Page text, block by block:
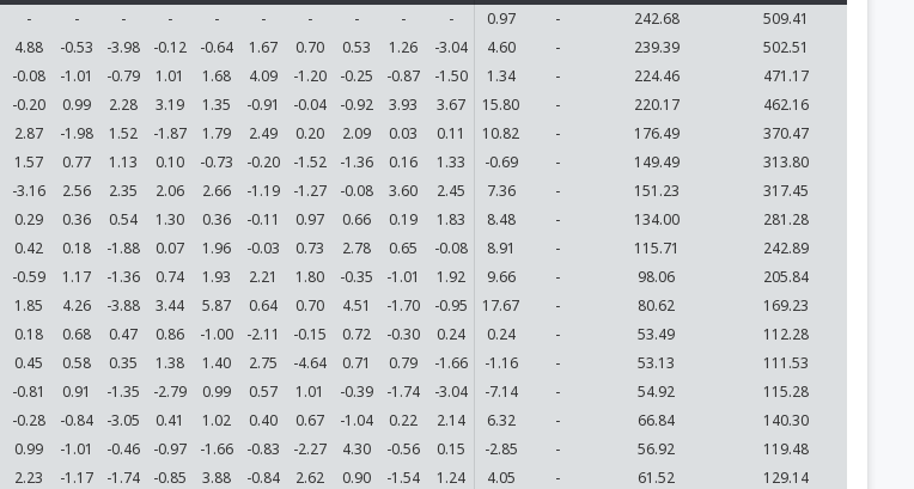
- - - - - - - - - - 0.97 - 242.68 509.41
4.88 -0.53 -3.98 -0.12 -0.64 1.67 0.70 0.53 1.26 -3.04 4.60 - 239.39 502.51
-0.08 -1.01 -0.79 1.01 1.68 4.09 -1.20 -0.25 -0.87 -1.50 1.34 - 224.46 471.17
-0.20 0.99 2.28 3.19 1.35 -0.91 -0.04 -0.92 3.93 3.67 15.80 - 220.17 462.16
2.87 -1.98 1.52 -1.87 1.79 2.49 0.20 2.09 0.03 0.11 10.82 - 176.49 370.47
1.57 0.77 1.13 0.10 -0.73 -0.20 -1.52 -1.36 0.16 1.33 -0.69 - 149.49 313.80
-3.16 2.56 2.35 2.06 2.66 -1.19 -1.27 -0.08 3.60 2.45 7.36 - 151.23 317.45
0.29 0.36 0.54 1.30 0.36 -0.11 0.97 0.66 0.19 1.83 8.48 - 134.00 281.28
0.42 0.18 -1.88 0.07 1.96 -0.03 0.73 2.78 0.65 -0.08 8.91 - 115.71 242.89
-0.59 1.17 -1.36 0.74 1.93 2.21 1.80 -0.35 -1.01 1.92 9.66 - 98.06 205.84
1.85 4.26 -3.88 3.44 5.87 0.64 0.70 4.51 -1.70 -0.95 17.67 - 80.62 169.23
0.18 0.68 0.47 0.86 -1.00 -2.11 -0.15 0.72 -0.30 0.24 0.24 - 53.49 112.28
0.45 0.58 0.35 1.38 1.40 2.75 -4.64 0.71 0.79 -1.66 -1.16 - 53.13 111.53
-0.81 0.91 -1.35 -2.79 0.99 0.57 1.01 -0.39 -1.74 -3.04 -7.14 - 54.92 115.28
-0.28 -0.84 -3.05 0.41 1.02 0.40 0.67 -1.04 0.22 2.14 6.32 - 66.84 140.30
0.99 -1.01 -0.46 -0.97 -1.66 -0.83 -2.27 4.30 -0.56 0.15 -2.85 - 56.92 119.48
2.23 -1.17 -1.74 -0.85 3.88 -0.84 2.62 0.90 -1.54 1.24 4.05 - 61.52 129.14